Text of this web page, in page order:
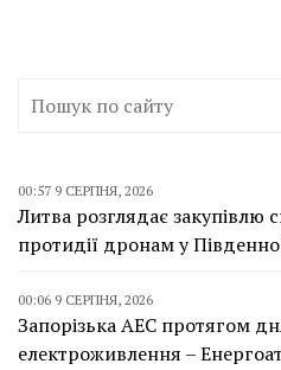
00:57 9 СЕРПНЯ, 2026
Литва розглядає закупівлю
протидії дронам у
00:06 9 СЕРПНЯ, 2026
Запорізька АЕС протягом
електроживлення –